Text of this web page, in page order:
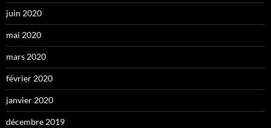
juin 2020
mai 2020
mars 2020
février 2020
janvier 2020
décembre 2019